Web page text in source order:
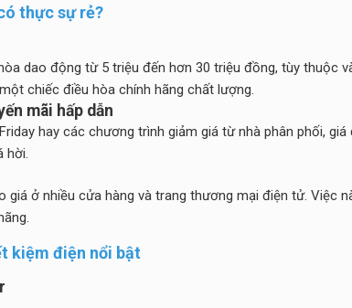
thực sự rẻ?
dao động từ 5 triệu đến hơn 30 triệu đồng, tùy thuộc
chiếc điều hòa chính hãng chất lượng.
mãi hấp dẫn
hay các chương trình giảm giá từ nhà phân phối,
hời.
giá ở nhiều cửa hàng và trang thương mại điện tử.
kiệm điện nổi bật